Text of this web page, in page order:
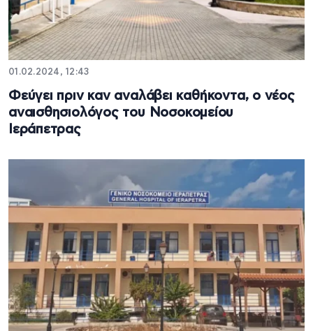
01.02.2024, 12:43
Φεύγει πριν καν αναλάβει καθήκοντα, ο νέος
αναισθησιολόγος του Νοσοκομείου
Ιεράπετρας